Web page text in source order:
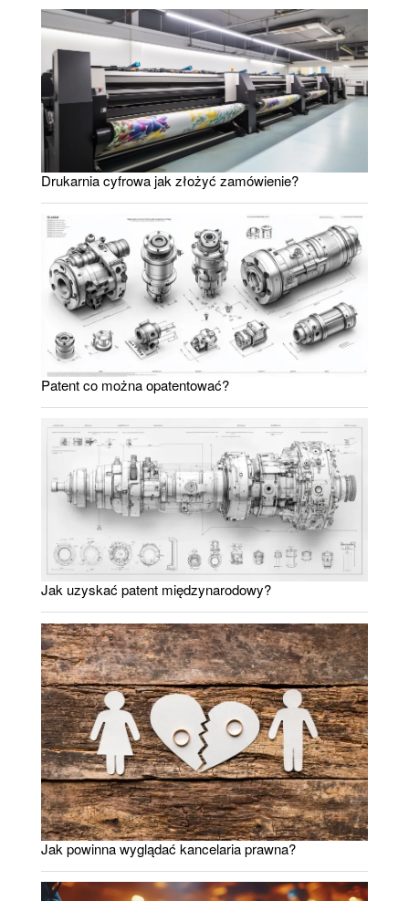
Drukarnia cyfrowa jak złożyć zamówienie?
Patent co można opatentować?
Jak uzyskać patent międzynarodowy?
Jak powinna wyglądać kancelaria prawna?